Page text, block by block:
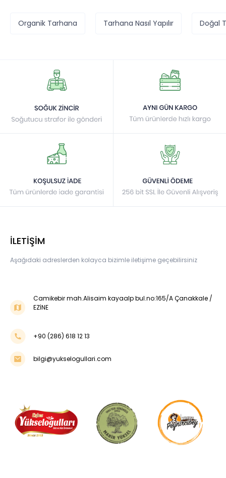
Organik Tarhana Tarhana Nasıl Yapılır Doğal
İLETİŞİM
Aşağıdaki adreslerden kolayca bizimle iletişime geçebilirsiniz
Camikebir mah.Alisaim kayaalp bul.no:165/A Çanakkale /
EZİNE
+90 (286) 618 12 13
bilgi@yukselogullari.com